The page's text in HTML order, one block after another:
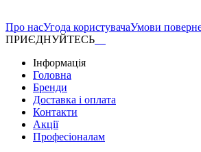
Про насУгода користувачаУмови
ПРИЄДНУЙТЕСЬ
Інформація
Головна
Бренди
Доставка і оплата
Контакти
Акції
Професіоналам